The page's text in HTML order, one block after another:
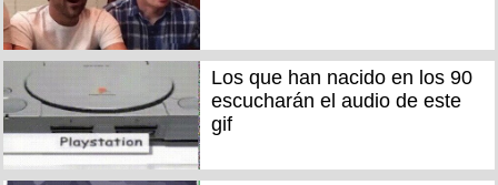
Los que han nacido en los 90
escucharán el audio de este
gif